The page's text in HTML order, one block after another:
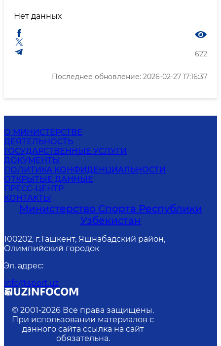
Нет данных
622
Последнее обновление: 2026-02-27 17:16:37
О МИНИСТЕРСТВЕ
ДЕЯТЕЛЬНОСТЬ
ГОСУДАРСТВЕННЫЕ УСЛУГИ
ДОКУМЕНТЫ
ПОЛИТИКА КОНФИДЕНЦИАЛЬНОСТИ
ОТКРЫТЫЕ ДАННЫЕ
ПРЕСС-ЦЕНТР
КОНТАКТЫ
Министерство Спорта Республики
Узбекистан
100202, г.Ташкент, Яшнабадский район,
Олимпийский городок
Эл. адрес:
info@sport.uz
© 2001-2026 Все права защищены.
При использовании материалов с
данного сайта ссылка на сайт
обязательна.